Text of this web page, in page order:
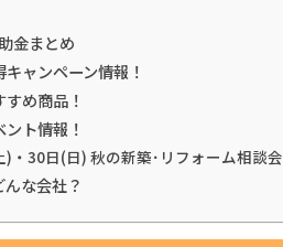
金まとめ
ャンペーン情報！
め商品！
ト情報！
)・30日(日) 秋の新築･リフォーム相談会
な会社？